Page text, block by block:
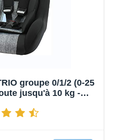
groupe 0/1/2 (0-25
jusqu'à 10 kg -